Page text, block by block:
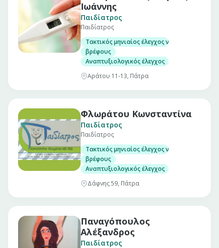
Ιωάννης
Παιδίατρος
Παιδίατρος
Τακτικός μηνιαίος έλεγχος νεογνού
βρέφους
Αναπτυξιολογικός έλεγχος
Αράτου 11-13, Πάτρα
Φλωράτου Κωνσταντίνα
Παιδίατρος
Παιδίατρος
Τακτικός μηνιαίος έλεγχος νεογνού
βρέφους
Αναπτυξιολογικός έλεγχος
Δάφνης 59, Πάτρα
Παναγόπουλος
Αλέξανδρος
Παιδίατρος